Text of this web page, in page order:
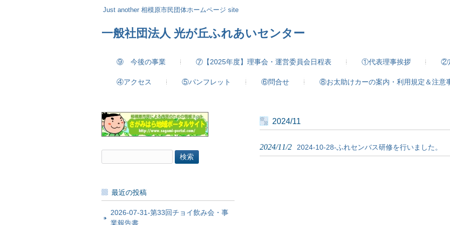
Just another 相模原市民団体ホームページ site
一般社団法人 光が丘ふれあいセンター
⑨ 今後の事業 ⑦【2025年度】理事会・運営委員会日程表 ①代表理事挨拶 ②
④アクセス ⑤パンフレット ⑥問合せ ⑧お太助けカーの案内・利用規定＆注意
2024/11
2024/11/2
2024-10-28-ふれセンバス研修を行いました。
索:
最近の投稿
2026-07-31-第33回チョイ飲み会・事
業報告書